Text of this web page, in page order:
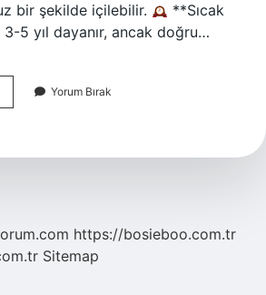
bir şekilde içilebilir.
**Sıcak
5 yıl dayanır, ancak doğru…
Yorum Bırak
https://bosieboo.com.tr
Sitemap